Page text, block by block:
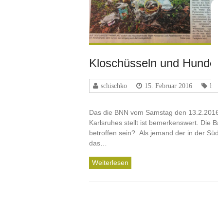
Kloschüsseln und
schischko 15. Februar 2016
Das die BNN vom Samstag den
Karlsruhes stellt ist bemerkenswert. Die
betroffen sein? Als jemand der in der
das…
Weiterlesen